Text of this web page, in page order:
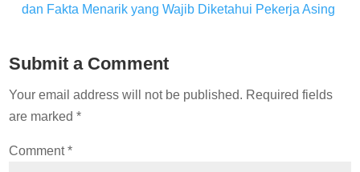
dan Fakta Menarik yang Wajib Diketahui Pekerja Asing
Submit a Comment
Your email address will not be published. Required fields
are marked*
Comment*